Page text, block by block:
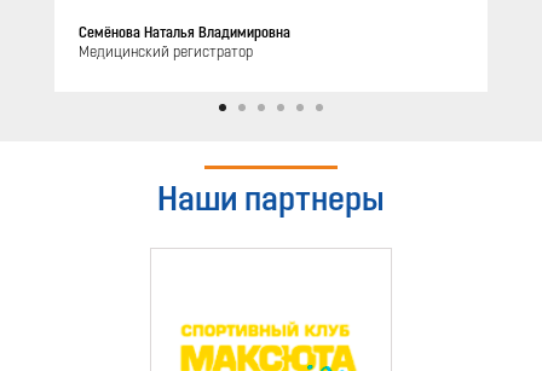
Семёнова Наталья Владимировна
Медицинский регистратор
Наши партнеры